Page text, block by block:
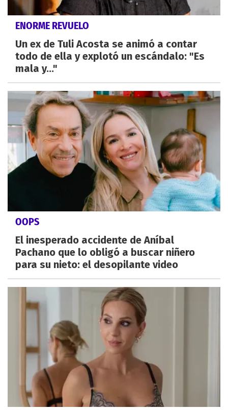
ENORME REVUELO
Un ex de Tuli Acosta se animó a contar
todo de ella y explotó un escándalo: "Es
mala y..."
OOPS
El inesperado accidente de Aníbal
Pachano que lo obligó a buscar niñero
para su nieto: el desopilante video